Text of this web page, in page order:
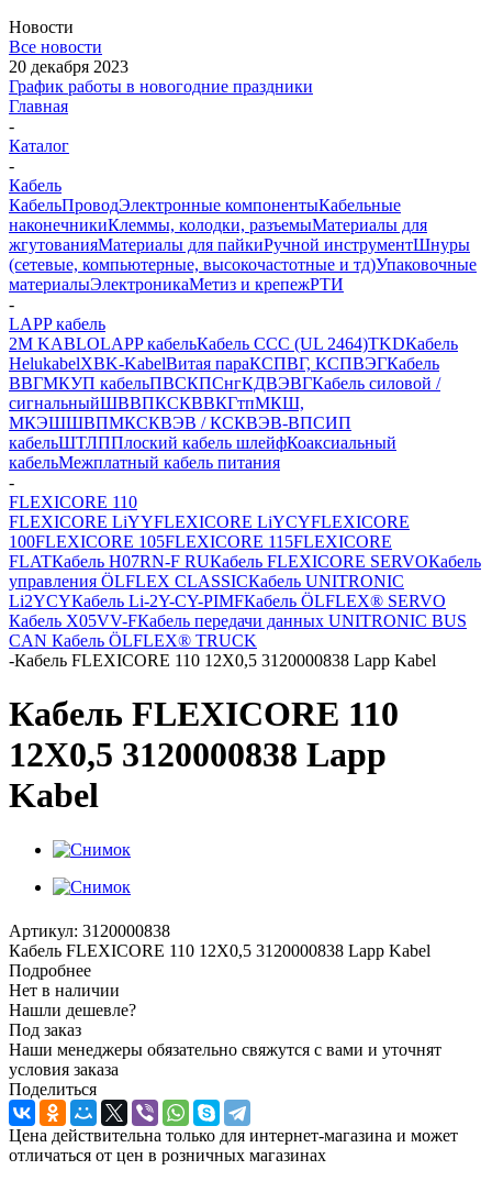
Новости
Все новости
20 декабря 2023
График работы в новогодние праздники
Главная
-
Каталог
-
Кабель
КабельПроводЭлектронные компонентыКабельные
наконечникиКлеммы, колодки, разъемыМатериалы для
жгутованияМатериалы для пайкиРучной инструментШнуры
(сетевые, компьютерные, высокочастотные и тд)Упаковочные
материалыЭлектроникаМетиз и крепежРТИ
-
LAPP кабель
2M KABLOLAPP кабельКабель CCC (UL 2464)TKDКабель
HelukabelXBK-KabelВитая параКСПВГ, КСПВЭГКабель
ВВГМКУП кабельПВСКПСнгКДВЭВГКабель силовой /
сигнальныйШВВПКСКВВКГтпМКШ,
МКЭШШВПМКСКВЭВ / КСКВЭВ-ВПСИП
кабельШТЛППлоский кабель шлейфКоаксиальный
кабельМежплатный кабель питания
-
FLEXICORE 110
FLEXICORE LiYYFLEXICORE LiYCYFLEXICORE
100FLEXICORE 105FLEXICORE 115FLEXICORE
FLATКабель H07RN-F RUКабель FLEXICORE SERVOКабель
управления ÖLFLEX CLASSICКабель UNITRONIC
Li2YCYКабель Li-2Y-CY-PIMFКабель ÖLFLEX® SERVO
Кабель X05VV-FКабель передачи данных UNITRONIC BUS
CAN Кабель ÖLFLEX® TRUCK
-Кабель FLEXICORE 110 12X0,5 3120000838 Lapp Kabel
Кабель FLEXICORE 110
12X0,5 3120000838 Lapp
Kabel
Артикул: 3120000838
Кабель FLEXICORE 110 12X0,5 3120000838 Lapp Kabel
Подробнее
Нет в наличии
Нашли дешевле?
Под заказ
Наши менеджеры обязательно свяжутся с вами и уточнят
условия заказа
Поделиться
Цена действительна только для интернет-магазина и может
отличаться от цен в розничных магазинах